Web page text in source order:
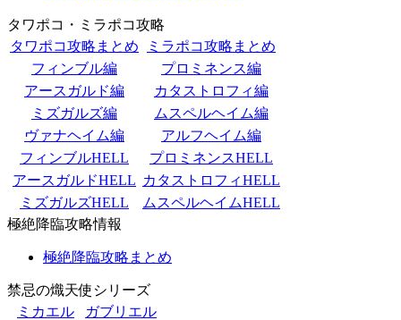
タワポコ・ミラポコ攻略
タワポコ攻略まとめ
ミラポコ攻略まとめ
フィンブル編
プロミネンス編
アースガルド編
カタストロフィ編
ミズガルズ編
ムスペルヘイム編
ヴァナヘイム編
アルフヘイム編
フィンブルHELL
プロミネンスHELL
アースガルドHELL カタストロフィHELL
ミズガルズHELL
ムスペルヘイムHELL
極絶降臨攻略情報
極絶降臨攻略まとめ
禁忌の熾天使シリーズ
ミカエル
ガブリエル